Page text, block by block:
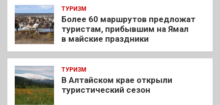
ТУРИЗМ
Более 60 маршрутов предложат
туристам, прибывшим на Ямал
в майские праздники
ТУРИЗМ
В Алтайском крае открыли
туристический сезон